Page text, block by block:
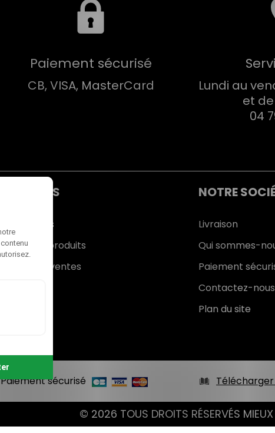
Paiement sécurisé
CB, VISA, MasterCard
Lundi au
et de
04
PRODUITS
Promotions
Nouveaux produits
Meilleures ventes
NOTRE
Livraison
Qui sommes-
Paiement
Contactez-nous
Plan du site
Paiement sécurisé
© 2026 TOUS DROITS RÉSERVÉS